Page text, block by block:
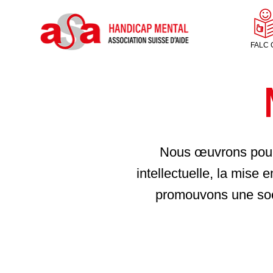
FALC
Nous œuvrons
intellectuelle, la mise
promouvons une